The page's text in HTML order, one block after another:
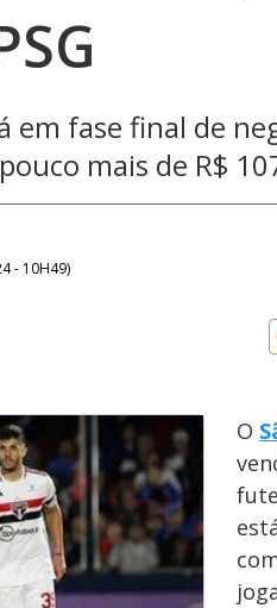
em fase final de
mais de R$
- 10H49)
O